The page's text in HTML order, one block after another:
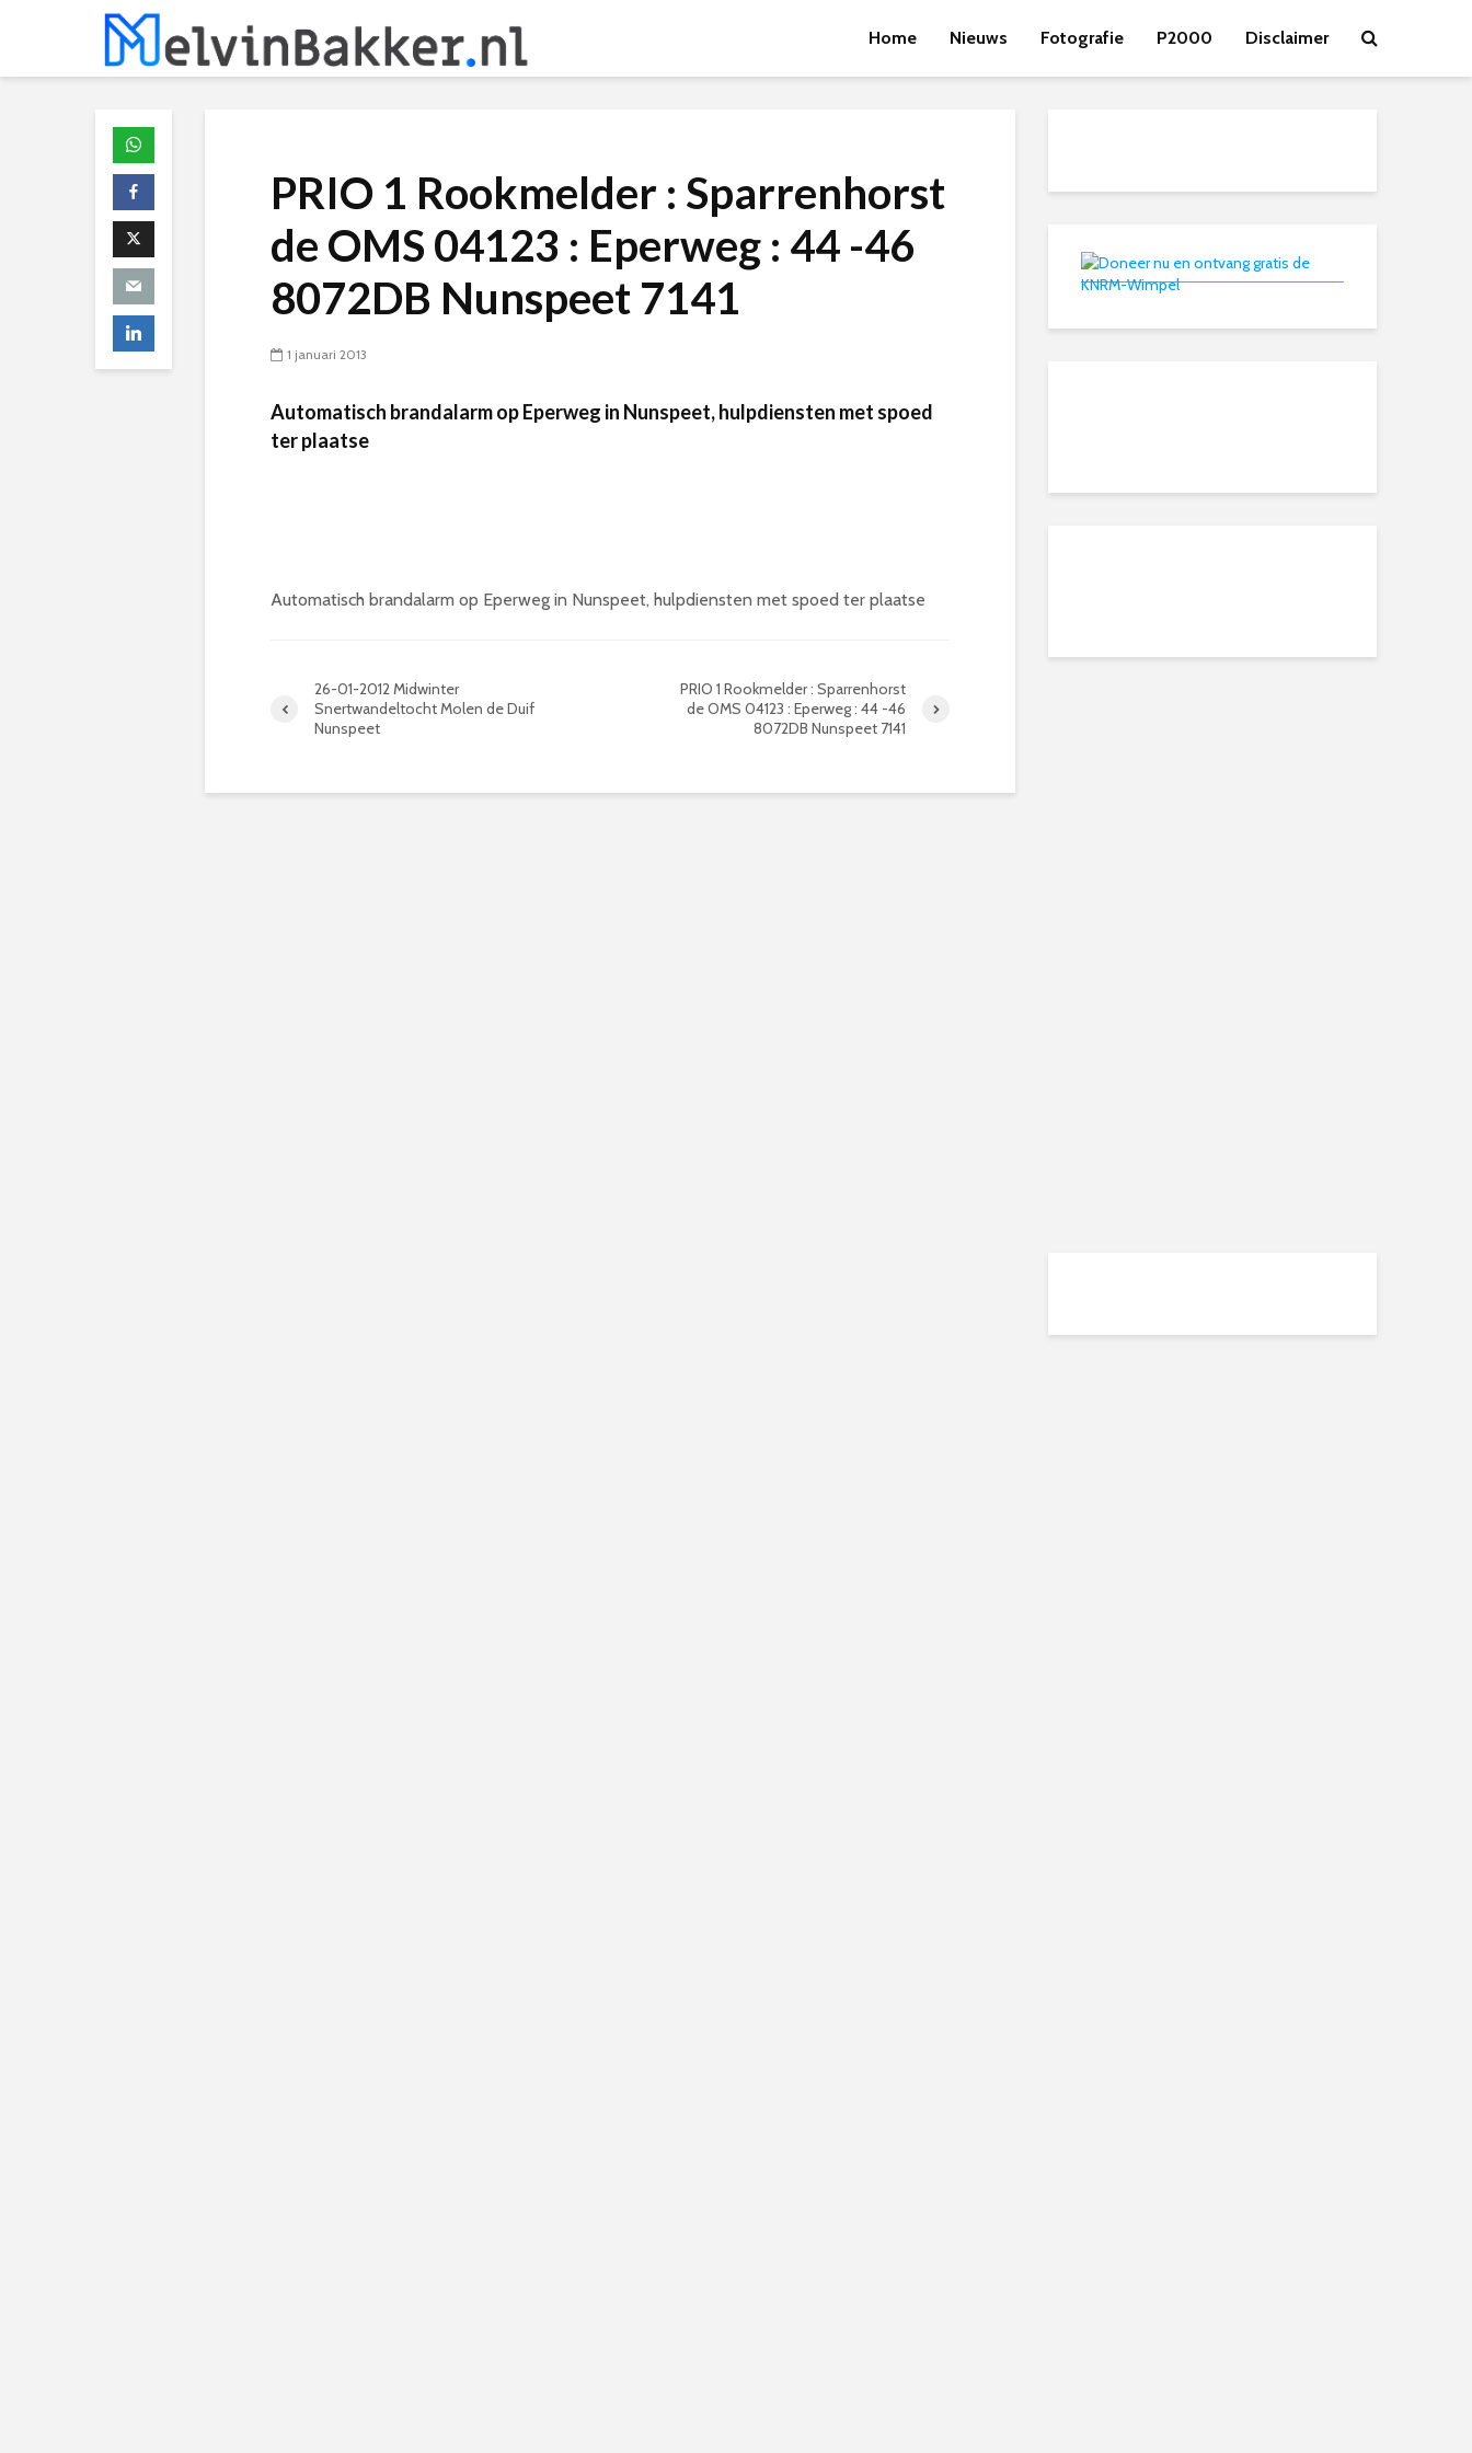
Home Nieuws Fotografie P2000 Disclaimer
PRIO 1 Rookmelder : Sparrenhorst
de OMS 04123 : Eperweg : 44 -46
8072DB Nunspeet 7141
1 januari 2013
Automatisch brandalarm op Eperweg in Nunspeet, hulpdiensten met spoed
ter plaatse
Automatisch brandalarm op Eperweg in Nunspeet, hulpdiensten met spoed ter plaatse
26-01-2012 Midwinter
Snertwandeltocht Molen de Duif
Nunspeet
PRIO 1 Rookmelder : Sparrenhorst
de OMS 04123 : Eperweg : 44 -46
8072DB Nunspeet 7141